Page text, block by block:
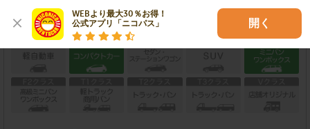
WEBより最大30％お得！
公式アプリ「ニコパス」
開く
保有車両クラス